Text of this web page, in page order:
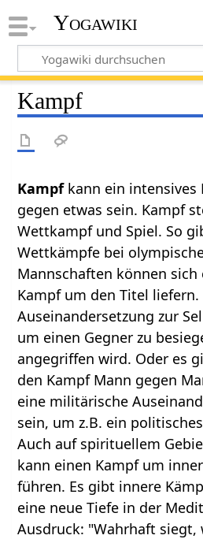
Yogawiki
Kampf
Kampfkann ein intensives
gegen etwas sein. Kampf
Wettkampf und Spiel. So
Wettkämpfe bei
Mannschaften können sich
Kampf um den Titel
Auseinandersetzung zur
um einen Gegner zu
angegriffen wird. Oder es
den Kampf Mann gegen
eine militärische
sein, um z.B. ein
Auch auf spirituellem
kann einen Kampf um
führen. Es gibt innere
eine neue Tiefe in der
Ausdruck: "Wahrhaft siegt,